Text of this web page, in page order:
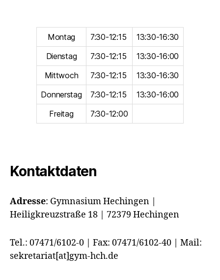
Montag 7:30-12:15
13:30-16:30
Dienstag
7:30-12:15
13:30-16:00
Mittwoch
7:30-12:15
13:30-16:30
Donnerstag
7:30-12:15
13:30-16:00
Freitag
7:30-12:00
Kontaktdaten
Adresse: Gymnasium Hechingen |
Heiligkreuzstraße 18 | 72379 Hechingen
Tel.: 07471/6102-0 | Fax: 07471/6102-40 | Mail:
sekretariat[at]gym-hch.de